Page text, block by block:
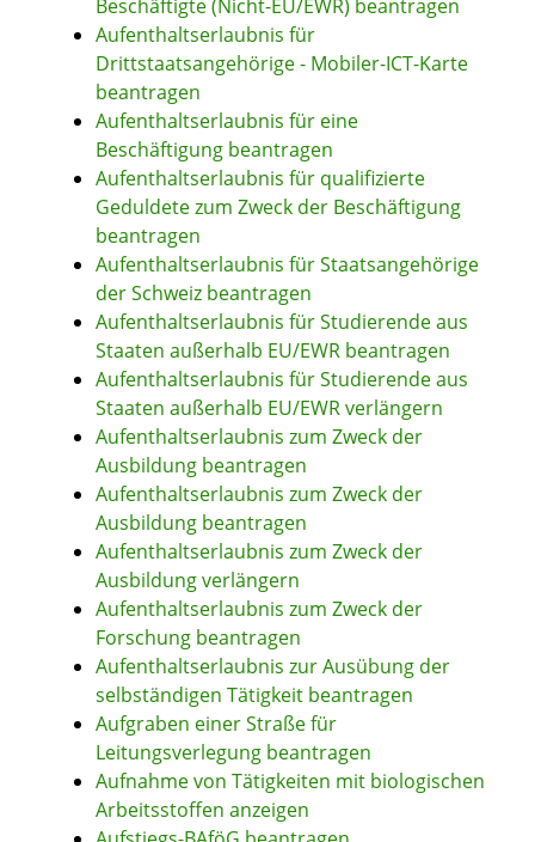
Beschäftigte (Nicht-EU/EWR) beantragen
Aufenthaltserlaubnis für
Drittstaatsangehörige - Mobiler-ICT-Karte
beantragen
Aufenthaltserlaubnis für eine
Beschäftigung beantragen
Aufenthaltserlaubnis für qualifizierte
Geduldete zum Zweck der Beschäftigung
beantragen
Aufenthaltserlaubnis für Staatsangehörige
der Schweiz beantragen
Aufenthaltserlaubnis für Studierende aus
Staaten außerhalb EU/EWR beantragen
Aufenthaltserlaubnis für Studierende aus
Staaten außerhalb EU/EWR verlängern
Aufenthaltserlaubnis zum Zweck der
Ausbildung beantragen
Aufenthaltserlaubnis zum Zweck der
Ausbildung beantragen
Aufenthaltserlaubnis zum Zweck der
Ausbildung verlängern
Aufenthaltserlaubnis zum Zweck der
Forschung beantragen
Aufenthaltserlaubnis zur Ausübung der
selbständigen Tätigkeit beantragen
Aufgraben einer Straße für
Leitungsverlegung beantragen
Aufnahme von Tätigkeiten mit biologischen
Arbeitsstoffen anzeigen